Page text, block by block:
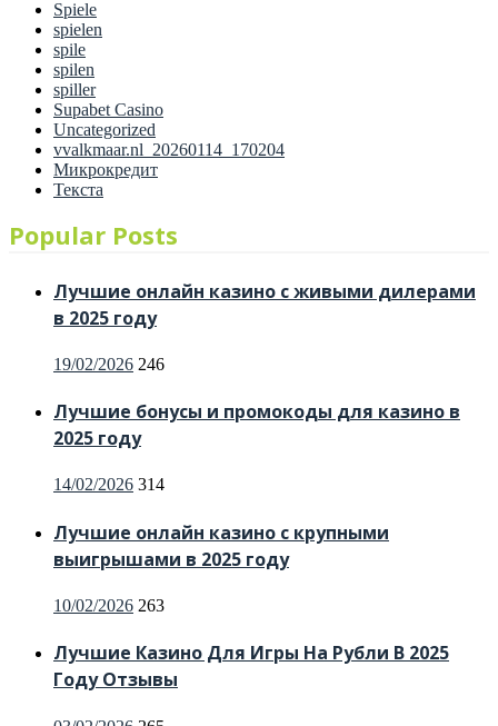
Spiele
spielen
spile
spilen
spiller
Supabet Casino
Uncategorized
vvalkmaar.nl_20260114_170204
Микрокредит
Текста
Popular Posts
Лучшие онлайн казино с живыми дилерами
в 2025 году
19/02/2026 246
Лучшие бонусы и промокоды для казино в
2025 году
14/02/2026 314
Лучшие онлайн казино с крупными
выигрышами в 2025 году
10/02/2026 263
Лучшие Казино Для Игры На Рубли В 2025
Году Отзывы